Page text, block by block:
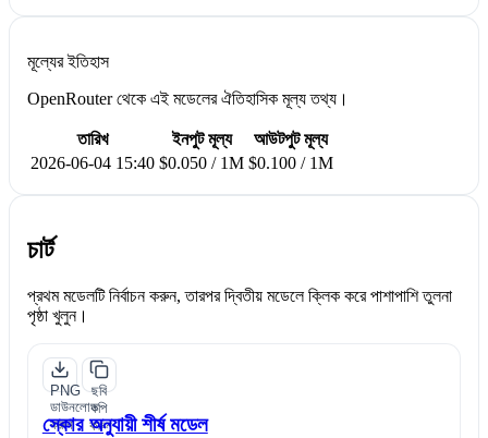
মূল্যের ইতিহাস
OpenRouter থেকে এই মডেলের ঐতিহাসিক মূল্য তথ্য।
তারিখ ইনপুট মূল্য
আউটপুট মূল্য
2026-06-04 15:40 $0.050 / 1M $0.100 / 1M
চার্ট
প্রথম মডেলটি নির্বাচন করুন, তারপর দ্বিতীয় মডেলে ক্লিক করে পাশাপাশি তুলনা
পৃষ্ঠা খুলুন।
PNG
ডাউনলোড
করুন
ছবি
কপি
করুন
স্কোর অনুযায়ী শীর্ষ মডেল